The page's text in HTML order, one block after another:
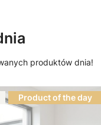
produktów dnia!
Product of the day